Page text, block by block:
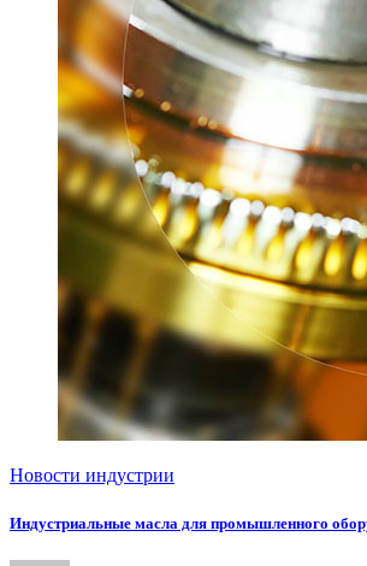
Новости индустрии
Индустриальные масла для промышленного